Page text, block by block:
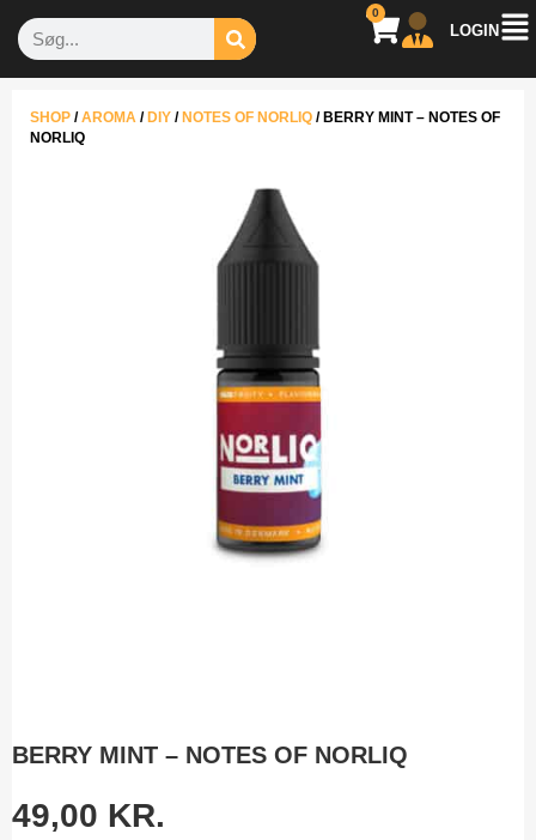
LOGIN
0
SHOP /AROMA / DIY / NOTES OF NORLIQ / BERRY MINT – NOTES OF
NORLIQ
BERRY MINT – NOTES OF NORLIQ
49,00 KR.